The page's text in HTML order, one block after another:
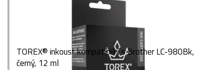
TOREX® inkoust kompatibilní s Brother LC-980Bk,
černý, 12 ml